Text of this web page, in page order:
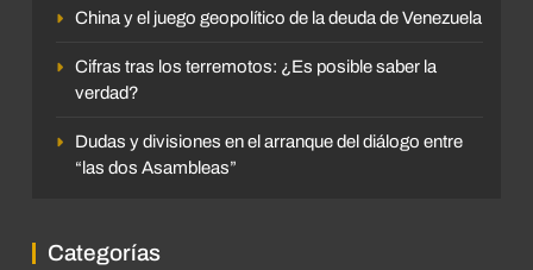
China y el juego geopolítico de la deuda de Venezuela
Cifras tras los terremotos: ¿Es posible saber la
verdad?
Dudas y divisiones en el arranque del diálogo entre
“las dos Asambleas”
Categorías